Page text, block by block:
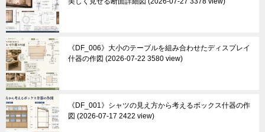
《DF_006》大小のテーブルを組み合わせたディスプレイ
什器の作図
2026-07-22 3580 view
《DF_001》シャツの見え方から考えるボックス什器の作
図
2026-07-17 2422 view